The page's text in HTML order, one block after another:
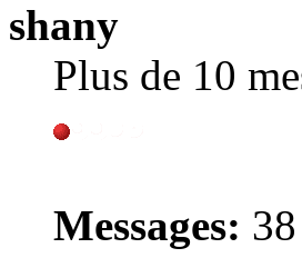
shany
Plus de 10
Messages: 38